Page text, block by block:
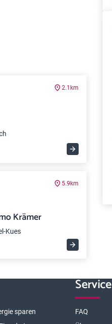
2.1km
5.9km
Krämer
Kues
sparen
Service
FAQ